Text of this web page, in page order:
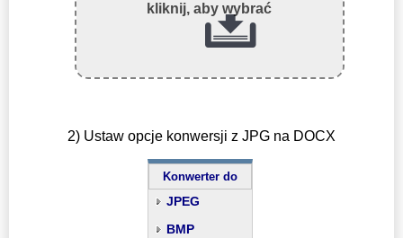
kliknij, aby wybrać
2) Ustaw opcje konwersji z JPG na DOCX
Konwerter do
JPEG
BMP